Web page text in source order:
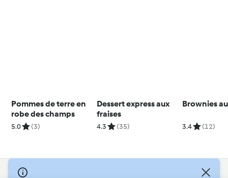
Pommes de terre en
robe des champs
5.0 (3)
Dessert express aux
fraises
4.3 (35)
Brownies
3.4 (12)